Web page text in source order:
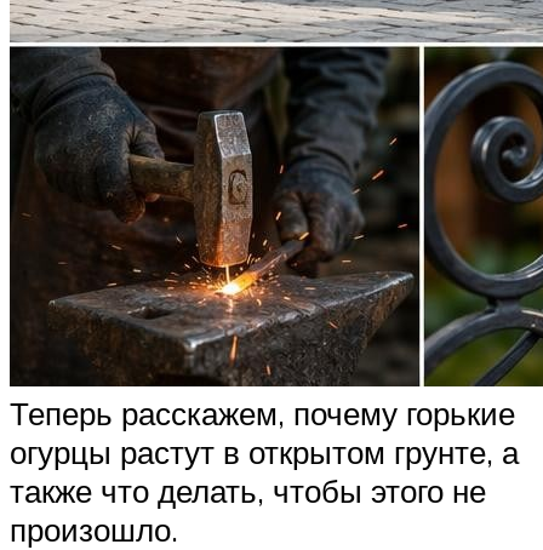
Теперь расскажем, почему горькие
огурцы растут в открытом грунте, а
также что делать, чтобы этого не
произошло.